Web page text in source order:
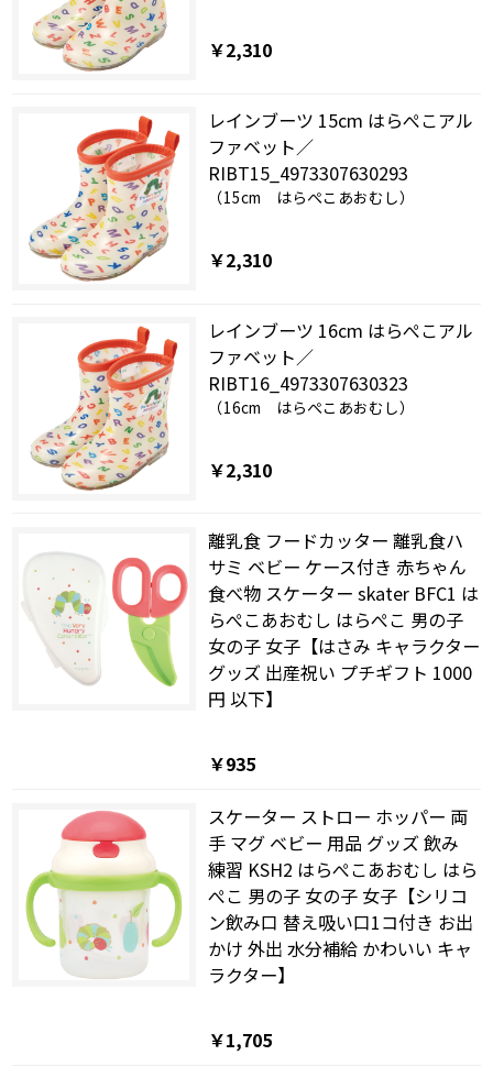
￥2,310
レインブーツ 15cm はらぺこアル
ファベット／
RIBT15_4973307630293
（15cm はらぺこあおむし）
￥2,310
レインブーツ 16cm はらぺこアル
ファベット／
RIBT16_4973307630323
（16cm はらぺこあおむし）
￥2,310
離乳食 フードカッター 離乳食ハ
サミ ベビー ケース付き 赤ちゃん
食べ物 スケーター skater BFC1 は
らぺこあおむし はらぺこ 男の子
女の子 女子【はさみ キャラクター
グッズ 出産祝い プチギフト 1000
円 以下】
￥935
スケーター ストロー ホッパー 両
手 マグ ベビー 用品 グッズ 飲み
練習 KSH2 はらぺこあおむし はら
ぺこ 男の子 女の子 女子【シリコ
ン飲み口 替え吸い口1コ付き お出
かけ 外出 水分補給 かわいい キャ
ラクター】
￥1,705